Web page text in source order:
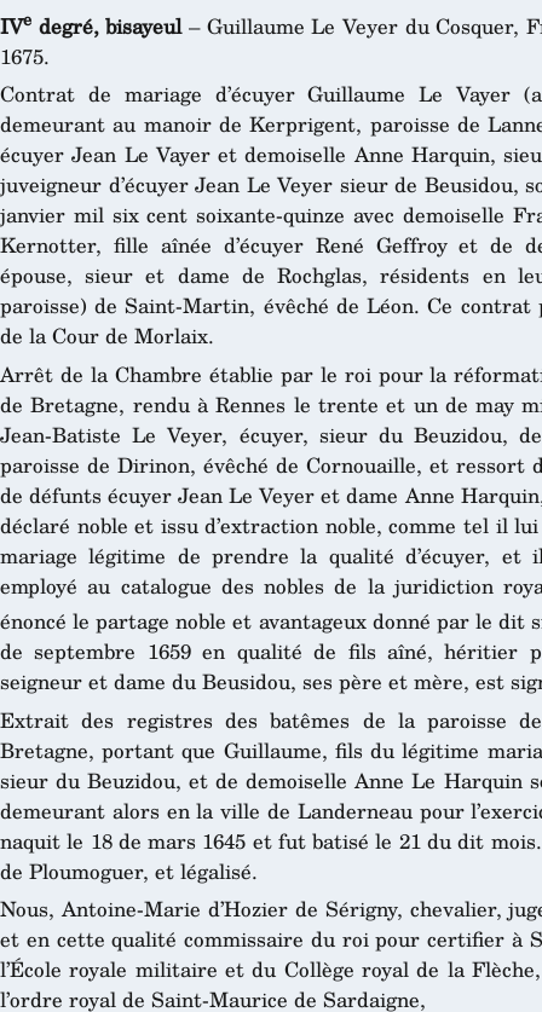
IVe degré, bisayeul– Guillaume Le Veyer du Cosquer,
1675.
Contrat de mariage d’écuyer Guillaume Le Vayer
demeurant au manoir de Kerprigent, paroisse de
écuyer Jean Le Vayer et demoiselle Anne Harquin,
juveigneur d’écuyer Jean Le Veyer sieur de Beusidou,
janvier mil six cent soixante-quinze avec demoiselle
Kernotter, fille aînée d’écuyer René Geffroy et de
épouse, sieur et dame de Rochglas, résidents en
paroisse) de Saint-Martin, évêché de Léon. Ce
de la Cour de Morlaix.
Arrêt de la Chambre établie par le roi pour la
de Bretagne, rendu à Rennes le trente et un de may
Jean-Batiste Le Veyer, écuyer, sieur du Beuzidou,
paroisse de Dirinon, évêché de Cornouaille, et
de défunts écuyer Jean Le Veyer et dame Anne
déclaré noble et issu d’extraction noble, comme tel il
mariage légitime de prendre la qualité d’écuyer,
employé au catalogue des nobles de la juridiction
énoncé le partage noble et avantageux donné par le dit
de septembre 1659 en qualité de fils aîné, héritier
seigneur et dame du Beusidou, ses père et mère, est
Extrait des registres des batêmes de la paroisse
Bretagne, portant que Guillaume, fils du légitime
sieur du Beuzidou, et de demoiselle Anne Le Harquin
demeurant alors en la ville de Landerneau pour
naquit le 18 de mars 1645 et fut batisé le 21 du dit
de Ploumoguer, et légalisé.
Nous, Antoine-Marie d’Hozier de Sérigny, chevalier,
et en cette qualité commissaire du roi pour certifier à
l’École royale militaire et du Collège royal de la
l’ordre royal de Saint-Maurice de Sardaigne,